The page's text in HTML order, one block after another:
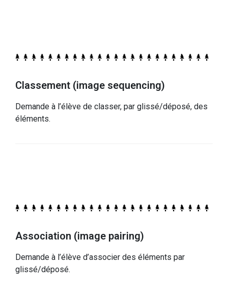
Classement (image sequencing)
Demande à l’élève de classer, par glissé/déposé, des
éléments.
Association (image pairing)
Demande à l’élève d’associer des éléments par
glissé/déposé.